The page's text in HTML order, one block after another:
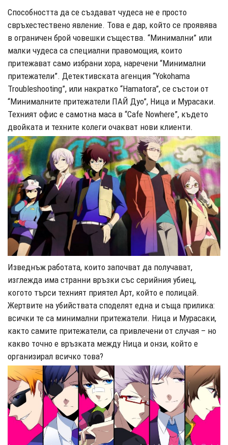
Способността да се създават чудеса не е просто
свръхестествено явление. Това е дар, който се проявява
в ограничен брой човешки същества. “Минимални” или
малки чудеса са специални правомощия, които
притежават само избрани хора, наречени “Минимални
притежатели”. Детективската агенция “Yokohama
Troubleshooting”, или накратко “Hamatora”, се състои от
“Минималните притежатели ПАЙ Дуо”, Ница и Мурасаки.
Техният офис е самотна маса в “Cafe Nowhere”, където
двойката и техните колеги очакват нови клиенти.
Изведнъж работата, които започват да получават,
изглежда има странни връзки със серийния убиец,
когото търси техният приятел Арт, който е полицай.
Жертвите на убийствата споделят една и съща прилика:
всички те са минимални притежатели. Ница и Мурасаки,
както самите притежатели, са привлечени от случая – но
какво точно е връзката между Ница и онзи, който е
организирал всичко това?